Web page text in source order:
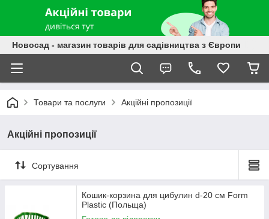
Новосад - магазин товарів для садівництва з Європи
Товари та послуги Акційні пропозиції
Акційні пропозиції
Сортування
Кошик-корзина для цибулин d-20 см Form
Plastic (Польща)